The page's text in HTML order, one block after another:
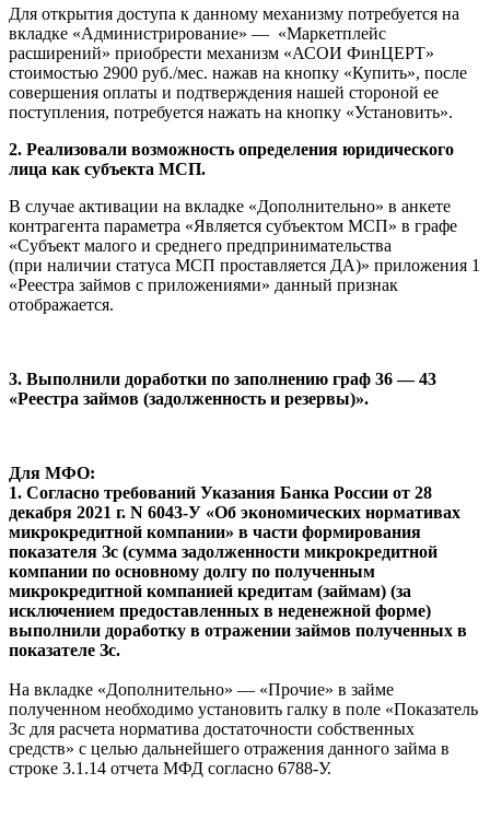
Для открытия доступа к данному механизму потребуется на
вкладке «Администрирование» — «Маркетплейс
расширений» приобрести механизм «АСОИ ФинЦЕРТ»
стоимостью 2900 руб./мес. нажав на кнопку «Купить», после
совершения оплаты и подтверждения нашей стороной ее
поступления, потребуется нажать на кнопку «Установить».
2. Реализовали возможность определения юридического
лица как субъекта МСП.
В случае активации на вкладке «Дополнительно» в анкете
контрагента параметра «Является субъектом МСП» в графе
«Субъект малого и среднего предпринимательства
(при наличии статуса МСП проставляется ДА)» приложения 1
«Реестра займов с приложениями» данный признак
отображается.
3. Выполнили доработки по заполнению граф 36 — 43
«Реестра займов (задолженность и резервы)».
Для МФО:
1. Согласно требований Указания Банка России от 28
декабря 2021 г. N 6043-У «Об экономических нормативах
микрокредитной компании» в части формирования
показателя Зс (сумма задолженности микрокредитной
компании по основному долгу по полученным
микрокредитной компанией кредитам (займам) (за
исключением предоставленных в неденежной форме)
выполнили доработку в отражении займов полученных в
показателе Зс.
На вкладке «Дополнительно» — «Прочие» в займе
полученном необходимо установить галку в поле «Показатель
Зс для расчета норматива достаточности собственных
средств» с целью дальнейшего отражения данного займа в
строке 3.1.14 отчета МФД согласно 6788-У.